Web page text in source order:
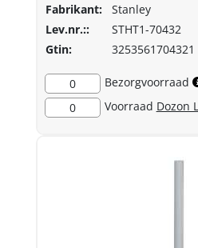
Fabrikant:
Stanley
Lev.nr.::
STHT1-70432
Gtin:
3253561704321
0
Bezorgvoorraad
0
Voorraad Dozon